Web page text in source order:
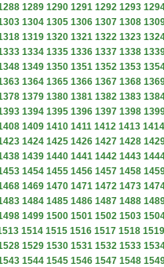
1289 1290 1291 1292 1293
1304 1305 1306 1307 1308
1319 1320 1321 1322 1323
1334 1335 1336 1337 1338
1349 1350 1351 1352 1353
1364 1365 1366 1367 1368
1379 1380 1381 1382 1383
1394 1395 1396 1397 1398
1409 1410 1411 1412 1413 1414
1424 1425 1426 1427 1428
1439 1440 1441 1442 1443
1454 1455 1456 1457 1458
1469 1470 1471 1472 1473
1484 1485 1486 1487 1488
1499 1500 1501 1502 1503
1514 1515 1516 1517 1518 1519
1529 1530 1531 1532 1533
1544 1545 1546 1547 1548